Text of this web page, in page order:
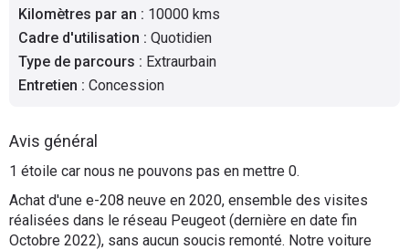
Flottes
Auto
Services
Moto
Marques
Kilomètres par an : 10000 kms
Cadre d'utilisation : Quotidien
Type de parcours : Extraurbain
Entretien : Concession
Avis général
1 étoile car nous ne pouvons pas en mettre 0.
Achat d'une e-208 neuve en 2020, ensemble des visites
réalisées dans le réseau Peugeot (dernière en date fin
Octobre 2022), sans aucun soucis remonté. Notre voiture